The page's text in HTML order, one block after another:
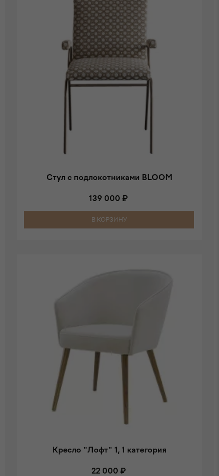
Стул c подлокотниками BLOOM
139 000 ₽
В КОРЗИНУ
Кресло "Лофт" 1, 1 категория
22 000 ₽